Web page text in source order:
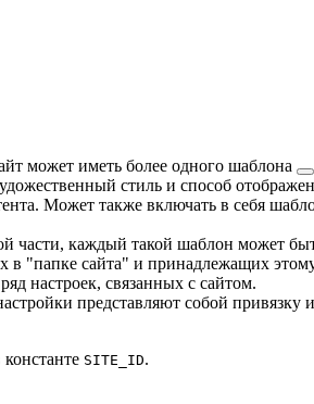
может иметь более одного шаблона
стиль и способ
Может также включать в себя
части, каждый такой шаблон может
в "папке сайта" и принадлежащих
настроек, связанных с сайтом.
представляют собой
SITE_ID.